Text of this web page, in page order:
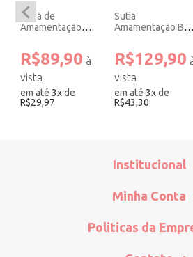
Sutiã de
Amamentação
R$89,90
em até3xde
R$29,97
Sutiã
Amamentação Bojo
R$129,90
em até3xde
R$43,30
Institucional
Minha Conta
Politicas da